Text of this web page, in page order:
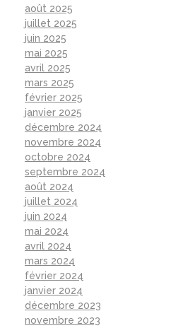
août 2025
juillet 2025
juin 2025
mai 2025
avril 2025
mars 2025
février 2025
janvier 2025
décembre 2024
novembre 2024
octobre 2024
septembre 2024
août 2024
juillet 2024
juin 2024
mai 2024
avril 2024
mars 2024
février 2024
janvier 2024
décembre 2023
novembre 2023